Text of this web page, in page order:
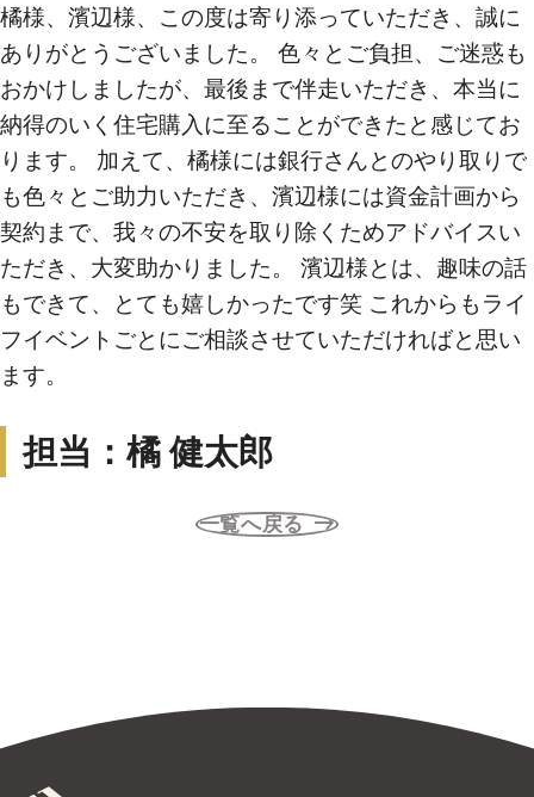
橘様、濱辺様、この度は寄り添っていただき、誠に
ありがとうございました。 色々とご負担、ご迷惑も
おかけしましたが、最後まで伴走いただき、本当に
納得のいく住宅購入に至ることができたと感じてお
ります。 加えて、橘様には銀行さんとのやり取りで
も色々とご助力いただき、濱辺様には資金計画から
契約まで、我々の不安を取り除くためアドバイスい
ただき、大変助かりました。 濱辺様とは、趣味の話
もできて、とても嬉しかったです笑 これからもライ
フイベントごとにご相談させていただければと思い
ます。
担当：橘 健太郎
一覧へ戻る
学区から探す
地図から探す
こだわりから探す
売りたい
不動産売却について
無料売却査定
サービス
未来カレンダー
無料会員登録サービス
東宝ハウス大田東京に